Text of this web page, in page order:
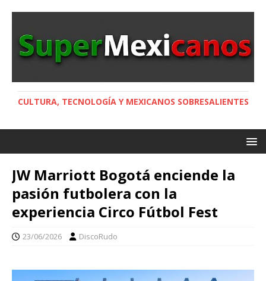
CULTURA, TECNOLOGÍA Y MEXICANOS SOBRESALIENTES
JW Marriott Bogotá enciende la
pasión futbolera con la
experiencia Circo Fútbol Fest
23/06/2026 DiscoRudo